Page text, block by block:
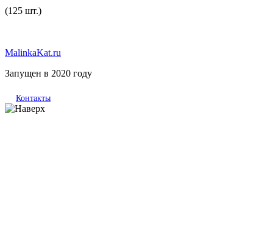
(125 шт.)
MalinkaKat.ru
Запущен в 2020 году
Контакты